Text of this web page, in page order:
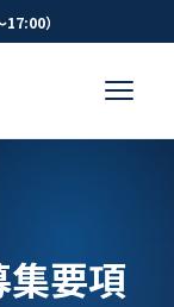
17:00）
要項